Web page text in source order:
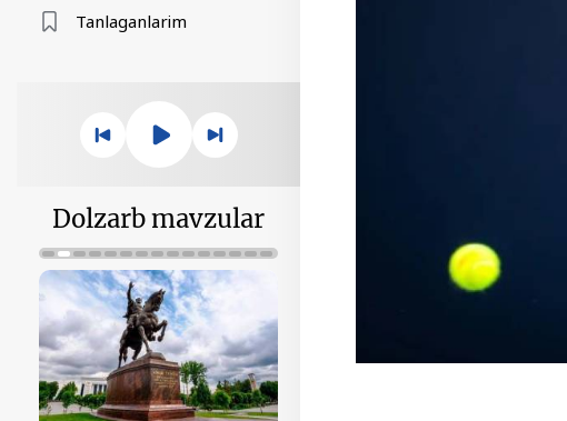
Tanlaganlarim
Dolzarb mavzular